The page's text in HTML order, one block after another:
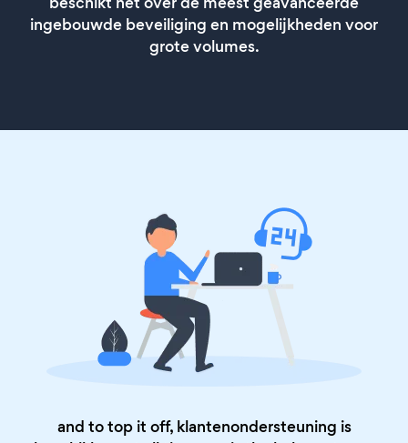
ingebouwde beveiliging en mogelijkheden voor
grote volumes.
and to top it off, klantenondersteuning is